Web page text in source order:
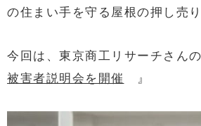
の住まい手を守る屋根の押し売
今回は、 東京商工リサーチさ
被害者説明会を開催
』